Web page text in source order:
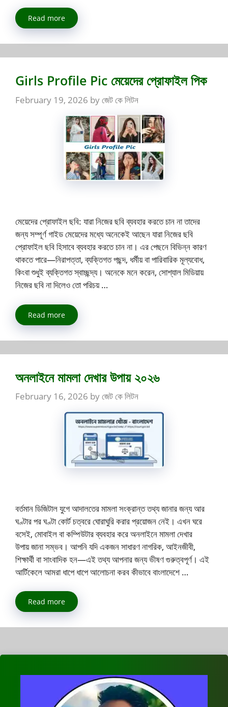
Read more
Girls Profile Pic মেয়েদের প্রোফাইল পিক
February 19, 2026 byজেট কে লিটন
মেয়েদের প্রোফাইল ছবি: যারা নিজের ছবি ব্যবহার করতে চান না তাদের
জন্য সম্পূর্ণ গাইড মেয়েদের মধ্যে অনেকেই আছেন যারা নিজের ছবি
প্রোফাইল ছবি হিসাবে ব্যবহার করতে চান না। এর পেছনে বিভিন্ন কারণ
থাকতে পারে—নিরাপত্তা, ব্যক্তিগত পছন্দ, ধর্মীয় বা পারিবারিক মূল্যবোধ,
কিংবা শুধুই ব্যক্তিগত স্বাচ্ছন্দ্য। অনেকে মনে করেন, সোশ্যাল মিডিয়ায়
নিজের ছবি না দিলেও তো পরিচয় …
Read more
অনলাইনে মামলা দেখার উপায় ২০২৬
February 16, 2026 byজেট কে লিটন
বর্তমান ডিজিটাল যুগে আদালতের মামলা সংক্রান্ত তথ্য জানার জন্য আর
ঘণ্টার পর ঘণ্টা কোর্ট চত্বরে ঘোরাঘুরি করার প্রয়োজন নেই। এখন ঘরে
বসেই, মোবাইল বা কম্পিউটার ব্যবহার করে অনলাইনে মামলা দেখার
উপায় জানা সম্ভব। আপনি যদি একজন সাধারণ নাগরিক, আইনজীবী,
শিক্ষার্থী বা সাংবাদিক হন—এই তথ্য আপনার জন্য ভীষণ গুরুত্বপূর্ণ। এই
আর্টিকেলে আমরা ধাপে ধাপে আলোচনা করব কীভাবে বাংলাদেশে …
Read more